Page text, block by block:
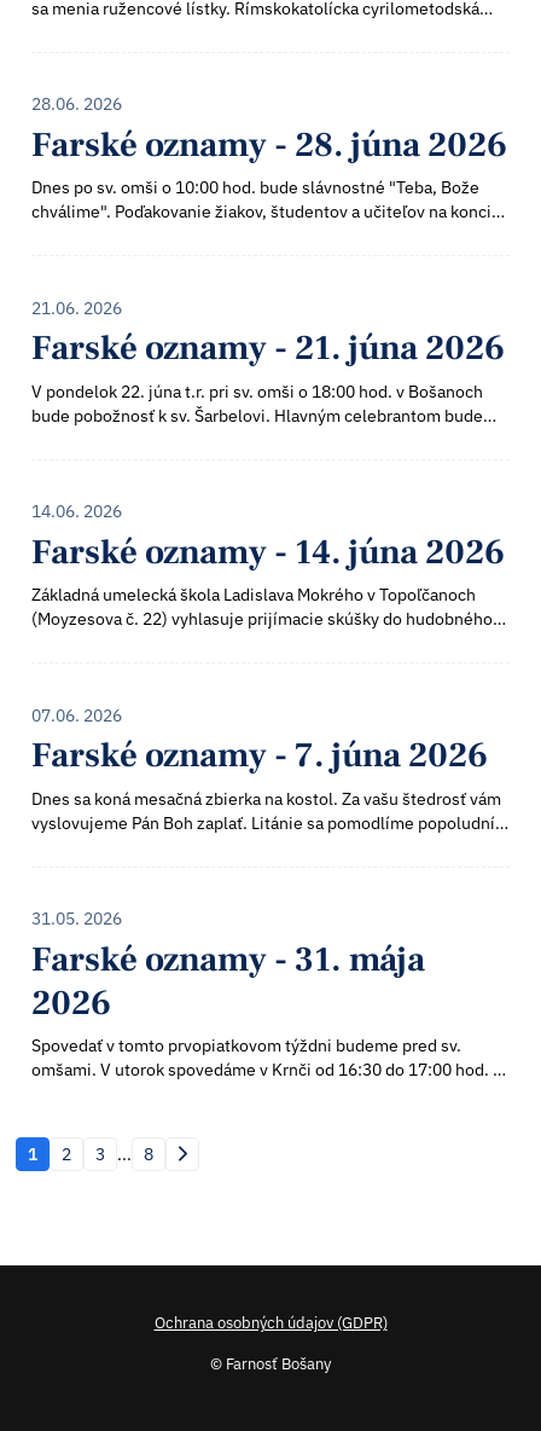
sa menia ružencové lístky. Rímskokatolícka cyrilometodská
28.06. 2026
Farské oznamy - 28. júna 2026
Dnes po sv. omši o 10:00 hod. bude slávnostné "Teba, Bože
chválime". Poďakovanie žiakov, študentov a učiteľov na konci
21.06. 2026
Farské oznamy - 21. júna 2026
V pondelok 22. júna t.r. pri sv. omši o 18:00 hod. v Bošanoch
bude pobožnosť k sv. Šarbelovi. Hlavným celebrantom bude
14.06. 2026
Farské oznamy - 14. júna 2026
Základná umelecká škola Ladislava Mokrého v Topoľčanoch
(Moyzesova č. 22) vyhlasuje prijímacie skúšky do hudobného,
07.06. 2026
Farské oznamy - 7. júna 2026
Dnes sa koná mesačná zbierka na kostol. Za vašu štedrosť vám
vyslovujeme Pán Boh zaplať. Litánie sa pomodlíme popoludní o
31.05. 2026
Farské oznamy - 31. mája
2026
Spovedať v tomto prvopiatkovom týždni budeme pred sv.
omšami. V utorok spovedáme v Krnči od 16:30 do 17:00 hod. V
1
2 3 ... 8
© Farnosť Bošany
Ochrana osobných údajov (GDPR)